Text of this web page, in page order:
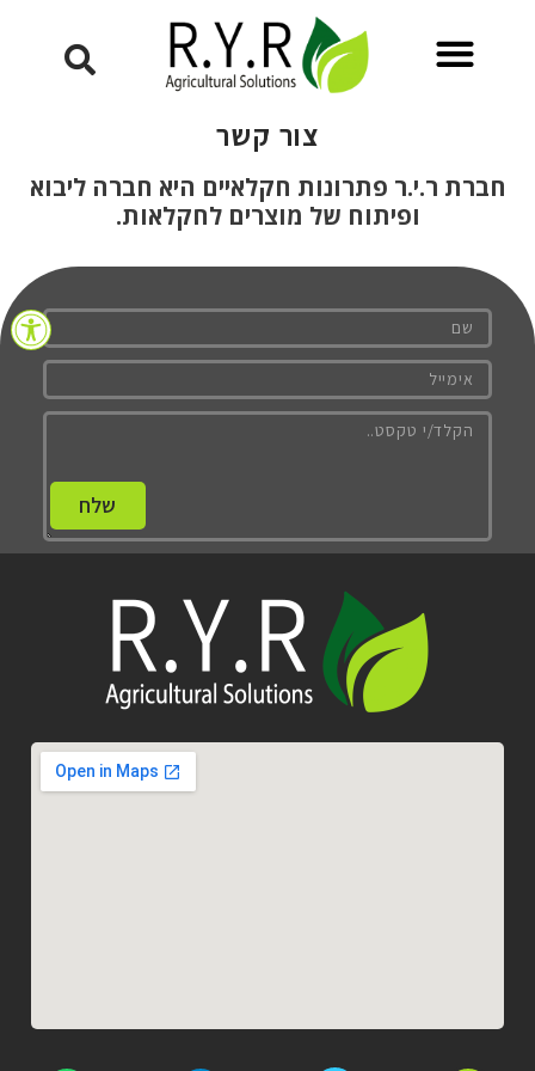
פתח
צור קשר
חברת ר.י.ר פתרונות חקלאיים היא חברה ליבוא
ופיתוח של מוצרים לחקלאות.
שלח